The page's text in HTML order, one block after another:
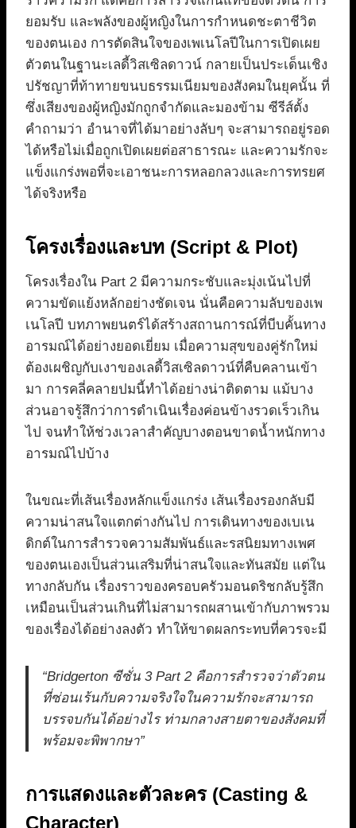
ยอมรับ และพลังของผู้หญิงในการกำหนดชะตาชีวิต
ของตนเอง การตัดสินใจของเพเนโลปีในการเปิดเผย
ตัวตนในฐานะเลดี้วิสเซิลดาวน์ กลายเป็นประเด็นเชิง
ปรัชญาที่ท้าทายขนบธรรมเนียมของสังคมในยุคนั้น ที่
ซึ่งเสียงของผู้หญิงมักถูกจำกัดและมองข้าม ซีรีส์ตั้ง
คำถามว่า อำนาจที่ได้มาอย่างลับๆ จะสามารถอยู่รอด
ได้หรือไม่เมื่อถูกเปิดเผยต่อสาธารณะ และความรักจะ
แข็งแกร่งพอที่จะเอาชนะการหลอกลวงและการทรยศ
ได้จริงหรือ
โครงเรื่องและบท (Script & Plot)
โครงเรื่องใน Part 2 มีความกระชับและมุ่งเน้นไปที่
ความขัดแย้งหลักอย่างชัดเจน นั่นคือความลับของเพ
เนโลปี บทภาพยนตร์ได้สร้างสถานการณ์ที่บีบคั้นทาง
อารมณ์ได้อย่างยอดเยี่ยม เมื่อความสุขของคู่รักใหม่
ต้องเผชิญกับเงาของเลดี้วิสเซิลดาวน์ที่คืบคลานเข้า
มา การคลี่คลายปมนี้ทำได้อย่างน่าติดตาม แม้บาง
ส่วนอาจรู้สึกว่าการดำเนินเรื่องค่อนข้างรวดเร็วเกิน
ไป จนทำให้ช่วงเวลาสำคัญบางตอนขาดน้ำหนักทาง
อารมณ์ไปบ้าง
ในขณะที่เส้นเรื่องหลักแข็งแกร่ง เส้นเรื่องรองกลับมี
ความน่าสนใจแตกต่างกันไป การเดินทางของเบเน
ดิกต์ในการสำรวจความสัมพันธ์และรสนิยมทางเพศ
ของตนเองเป็นส่วนเสริมที่น่าสนใจและทันสมัย แต่ใน
ทางกลับกัน เรื่องราวของครอบครัวมอนดริชกลับรู้สึก
เหมือนเป็นส่วนเกินที่ไม่สามารถผสานเข้ากับภาพรวม
ของเรื่องได้อย่างลงตัว ทำให้ขาดผลกระทบที่ควรจะมี
“Bridgerton ซีซั่น 3 Part 2 คือการสำรวจว่าตัวตน
ที่ซ่อนเร้นกับความจริงใจในความรักจะสามารถ
บรรจบกันได้อย่างไร ท่ามกลางสายตาของสังคมที่
พร้อมจะพิพากษา”
การแสดงและตัวละคร (Casting &
Character)